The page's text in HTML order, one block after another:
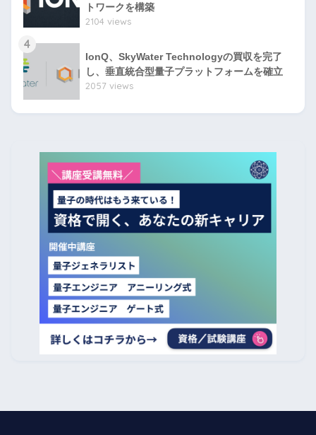
トワークを構築
2104 views
4
IonQ、SkyWater Technologyの買収を完了
し、垂直統合型量子プラットフォームを確立
2057 views